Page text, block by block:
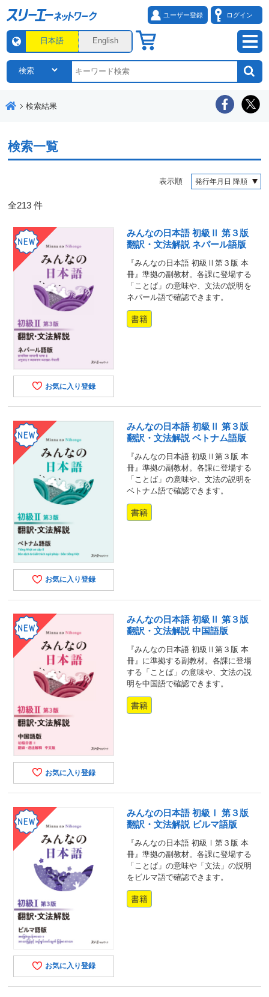
ユーザー登録 ログイン
日本語 English
検索結果
検索一覧
表示順
全213 件
お気に入り登録
みんなの日本語 初級Ⅱ 第３版
翻訳・文法解説 ネパール語版
『みんなの日本語 初級Ⅱ第３版 本
冊』準拠の副教材。各課に登場する
「ことば」の意味や、文法の説明を
ネパール語で確認できます。
書籍
お気に入り登録
みんなの日本語 初級Ⅱ 第３版
翻訳・文法解説 ベトナム語版
『みんなの日本語 初級Ⅱ第３版 本
冊』準拠の副教材。各課に登場する
「ことば」の意味や、文法の説明を
ベトナム語で確認できます。
書籍
お気に入り登録
みんなの日本語 初級Ⅱ 第３版
翻訳・文法解説 中国語版
『みんなの日本語 初級Ⅱ第３版 本
冊』に準拠する副教材。各課に登場
する「ことば」の意味や、文法の説
明を中国語で確認できます。
書籍
お気に入り登録
みんなの日本語 初級Ⅰ 第３版
翻訳・文法解説 ビルマ語版
『みんなの日本語 初級Ⅰ第３版 本
冊』準拠の副教材。各課に登場する
「ことば」の意味や「文法」の説明
をビルマ語で確認できます。
書籍